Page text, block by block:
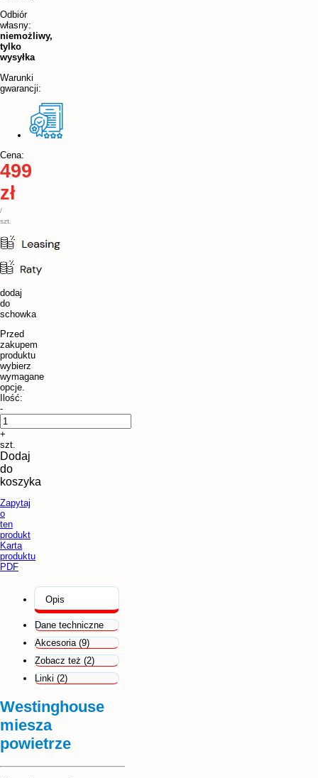
Odbiór
własny:
niemożliwy,
tylko
wysyłka
Warunki
gwarancji:
Cena:
499
zł
/
szt.
dodaj
do
schowka
Przed
zakupem
produktu
wybierz
wymagane
opcje.
Ilość:
-
+
szt.
Dodaj
do
koszyka
Zapytaj
o
ten
produkt
Karta
produktu
PDF
Opis
Dane techniczne
Akcesoria (9)
Zobacz też (2)
Linki (2)
Westinghouse
miesza
powietrze